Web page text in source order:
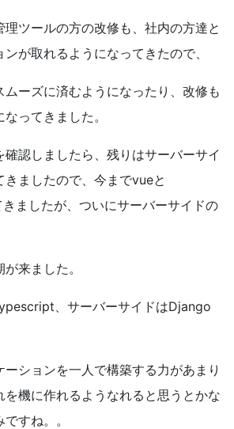
ツールの方の改修も、社内の方達と
が取れるようになってきたので、
ーズに済むようになったり、改修も
ってきました。
認しましたら、残りはサーバーサイ
きましたので、今までvueと
きましたが、ついにサーバーサイドの
来ました。
、サーバーサイドはDjango
ーションを一人で構築する力があまり
を機に作れるようなれると思うとかな
すね。。